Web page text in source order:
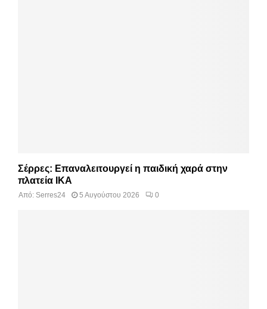
Σέρρες: Επαναλειτουργεί η παιδική χαρά στην
πλατεία ΙΚΑ
Από: Serres24 5 Αυγούστου 2026 0